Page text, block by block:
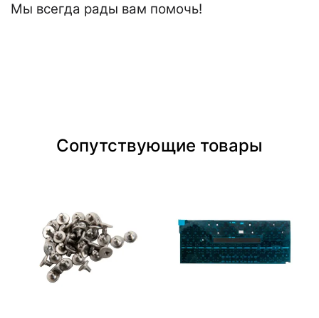
Мы всегда рады вам помочь!
Сопутствующие товары